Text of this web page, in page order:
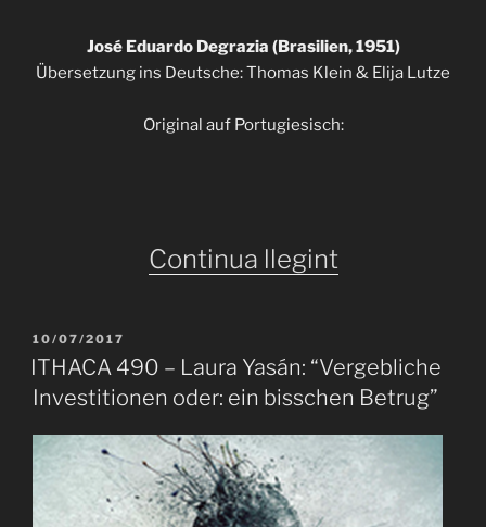
José Eduardo Degrazia (Brasilien, 1951)
Übersetzung ins Deutsche: Thomas Klein & Elija Lutze
Original auf Portugiesisch:
Continua llegint«ITHACA
José
Eduardo
Degrazia:
“Ich
schreibe
PUBLICAT
A
10/07/2017
ITHACA 490 – Laura Yasán: “Vergebliche
Investitionen oder: ein bisschen Betrug”